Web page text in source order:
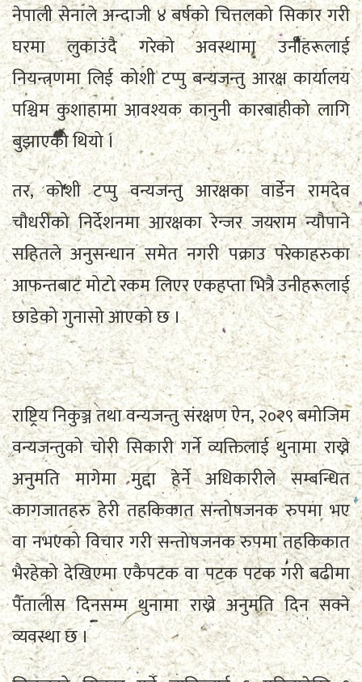
नेपाली सेनाले अन्दाजी ४ बर्षको चित्तलको सिकार गरी
घरमा लुकाउंदै गरेको अवस्थामा उनीहरूलाई
नियन्त्रणमा लिई कोशी टप्पु बन्यजन्तु आरक्ष कार्यालय
पश्चिम कुशाहामा आवश्यक कानुनी कारबाहीको लागि
बुझाएको थियो ।
तर, कोशी टप्पु वन्यजन्तु आरक्षका वार्डेन रामदेव
चौधरीको निर्देशनमा आरक्षका रेन्जर जयराम न्यौपाने
सहितले अनुसन्धान समेत नगरी पक्राउ परेकाहरुका
आफन्तबाट मोटो रकम लिएर एकहप्ता भित्रै उनीहरूलाई
छाडेको गुनासो आएको छ ।
राष्ट्रिय निकुञ्ज तथा वन्यजन्तु संरक्षण ऐन, २०२९ बमोजिम
वन्यजन्तुको चोरी सिकारी गर्ने व्यक्तिलाई थुनामा राख्ने
अनुमति मागेमा मुद्दा हेर्ने अधिकारीले सम्बन्धित
कागजातहरु हेरी तहकिकात सन्तोषजनक रुपमा भए
वा नभएको विचार गरी सन्तोषजनक रुपमा तहकिकात
भैरहेको देखिएमा एकैपटक वा पटक पटक गरी बढीमा
पैँतालीस दिनसम्म थुनामा राख्ने अनुमति दिन सक्ने
व्यवस्था छ ।